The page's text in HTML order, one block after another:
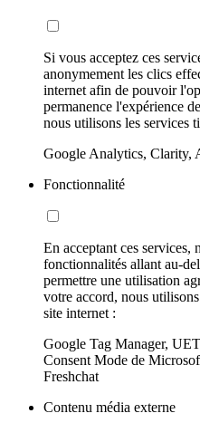
Si vous acceptez ces
anonymement les clics
internet afin de pouvoir
permanence l'expérience
nous utilisons les services
Google Analytics, Clarity,
Fonctionnalité
En acceptant ces
fonctionnalités allant au-
permettre une utilisation
votre accord, nous
site internet :
Google Tag Manager,
Consent Mode de
Freshchat
Contenu média externe